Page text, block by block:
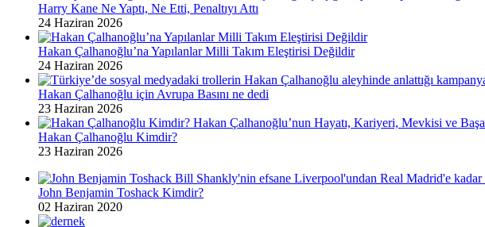
Harry Kane Ne Yaptı, Ne Etti, Penaltıyı Attı
24 Haziran 2026
Hakan Çalhanoğlu’na Yapılanlar Milli Takım Eleştirisi Değildir
24 Haziran 2026
Hakan Çalhanoğlu için Avrupa Basını ne dedi
23 Haziran 2026
Hakan Çalhanoğlu Kimdir?
23 Haziran 2026
John Benjamin Toshack Kimdir?
02 Haziran 2020